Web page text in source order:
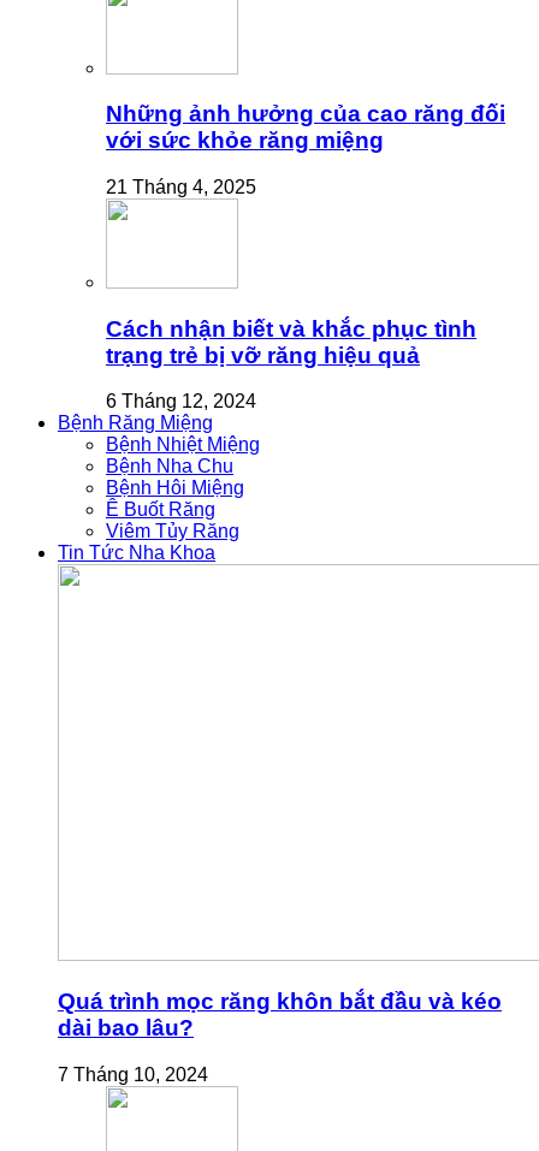
Những ảnh hưởng của cao răng đối
với sức khỏe răng miệng
21 Tháng 4, 2025
Cách nhận biết và khắc phục tình
trạng trẻ bị vỡ răng hiệu quả
6 Tháng 12, 2024
Bệnh Răng Miệng
Bệnh Nhiệt Miệng
Bệnh Nha Chu
Bệnh Hôi Miệng
Ê Buốt Răng
Viêm Tủy Răng
Tin Tức Nha Khoa
Quá trình mọc răng khôn bắt đầu và kéo
dài bao lâu?
7 Tháng 10, 2024